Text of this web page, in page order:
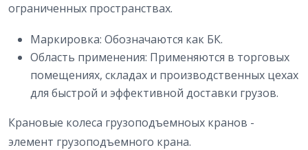
ограниченных пространствах.
Маркировка: Обозначаются как БК.
Область применения: Применяются в торговых
помещениях, складах и производственных цехах
для быстрой и эффективной доставки грузов.
Крановые колеса грузоподъемноых кранов -
элемент грузоподъемного крана.